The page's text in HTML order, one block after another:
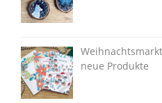
neue Produkte